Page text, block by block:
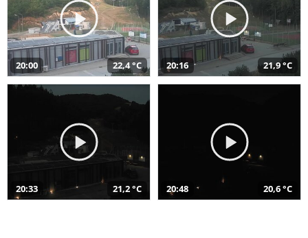
20:00 22,4 °C 20:16 21,9 °C
20:33 21,2 °C 20:48 20,6 °C